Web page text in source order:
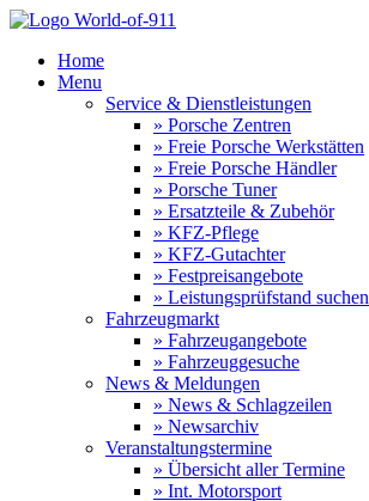
Home
Menu
Service & Dienstleistungen
» Porsche Zentren
» Freie Porsche Werkstätten
» Freie Porsche Händler
» Porsche Tuner
» Ersatzteile & Zubehör
» KFZ-Pflege
» KFZ-Gutachter
» Festpreisangebote
» Leistungsprüfstand suchen
Fahrzeugmarkt
» Fahrzeugangebote
» Fahrzeuggesuche
News & Meldungen
» News & Schlagzeilen
» Newsarchiv
Veranstaltungstermine
» Übersicht aller Termine
» Int. Motorsport